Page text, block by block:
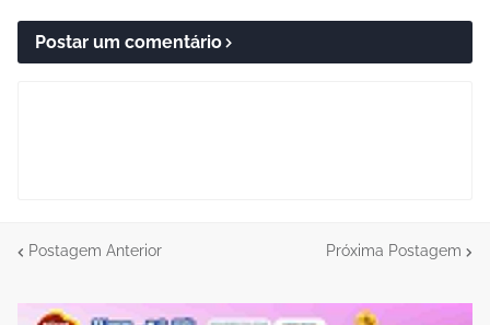
Postar um comentário
Postagem Anterior Próxima Postagem